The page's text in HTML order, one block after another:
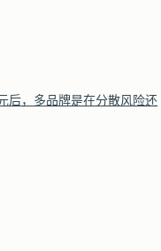
后，多品牌是在分散风险还